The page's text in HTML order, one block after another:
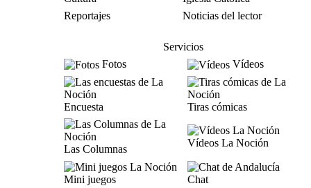
Reportajes
Noticias del lector
Servicios
Fotos
Vídeos
Encuesta Tiras cómicas
Las Columnas
Vídeos La Noción
Mini juegos
Chat